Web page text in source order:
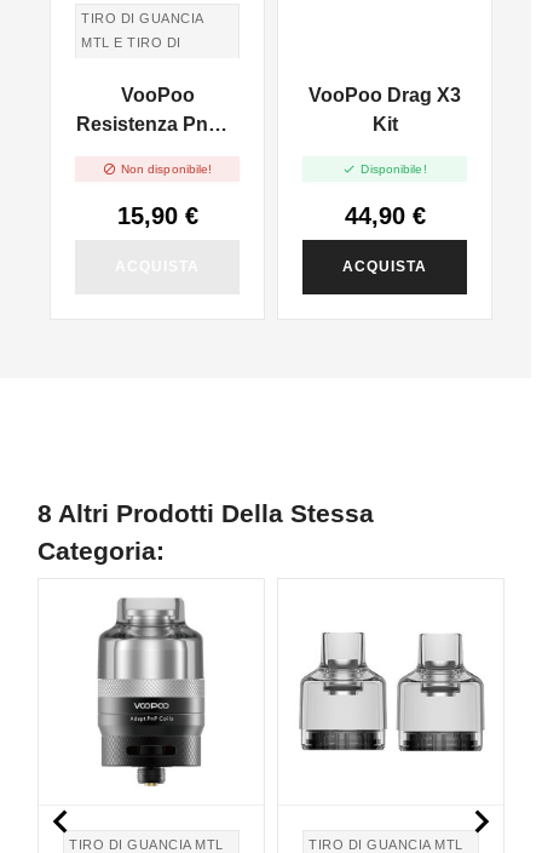
TIRO DI GUANCIA
MTL E TIRO DI
TIRO IN GUANCIA
MTL E TIRO DI
VooPoo
Resistenza PnP X
 Non disponibile!
15,90 €
VooPoo Drag X3
Kit
 Disponibile!
44,90 €
ACQUISTA
8 Altri Prodotti Della Stessa
Categoria:
TIRO DI GUANCIA MTL
TIRO DI GUANCIA MTL
 